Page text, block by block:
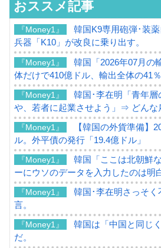
おススメ記事
『Money1』
韓国K9専用砲弾･装
兵器「K10」が改良に乗り出す。
『Money1』
韓国「2026年07月の
体だけで410億ドル、輸出全体の41
『Money1』
韓国･李在明「青年
や、若者に起業させよう」⇒ どんな
『Money1』
【韓国の外貨準備】
ル。外平債の発行「19.4億ドル」
『Money1』
韓国「ここは北朝鮮
ーにウソのデータを入力したのは明
『Money1』
韓国･李在明さっそ
言。
『Money1』
韓国は「中国と同じ
だ。